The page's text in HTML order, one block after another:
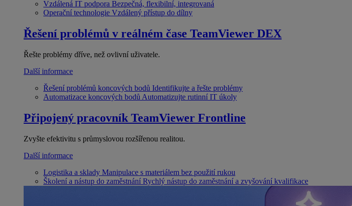
Vzdálená IT podpora Bezpečná, flexibilní, integrovaná
Operační technologie Vzdálený přístup do dílny
Řešení problémů v reálném čase TeamViewer DEX
Řešte problémy dříve, než ovlivní uživatele.
Další informace
Řešení problémů koncových bodů Identifikujte a řešte problémy
Automatizace koncových bodů Automatizujte rutinní IT úkoly
Připojený pracovník TeamViewer Frontline
Zvyšte efektivitu s průmyslovou rozšířenou realitou.
Další informace
Logistika a sklady Manipulace s materiálem bez použití rukou
Školení a nástup do zaměstnání Rychlý nástup do zaměstnání a zvyšování kvalifikace